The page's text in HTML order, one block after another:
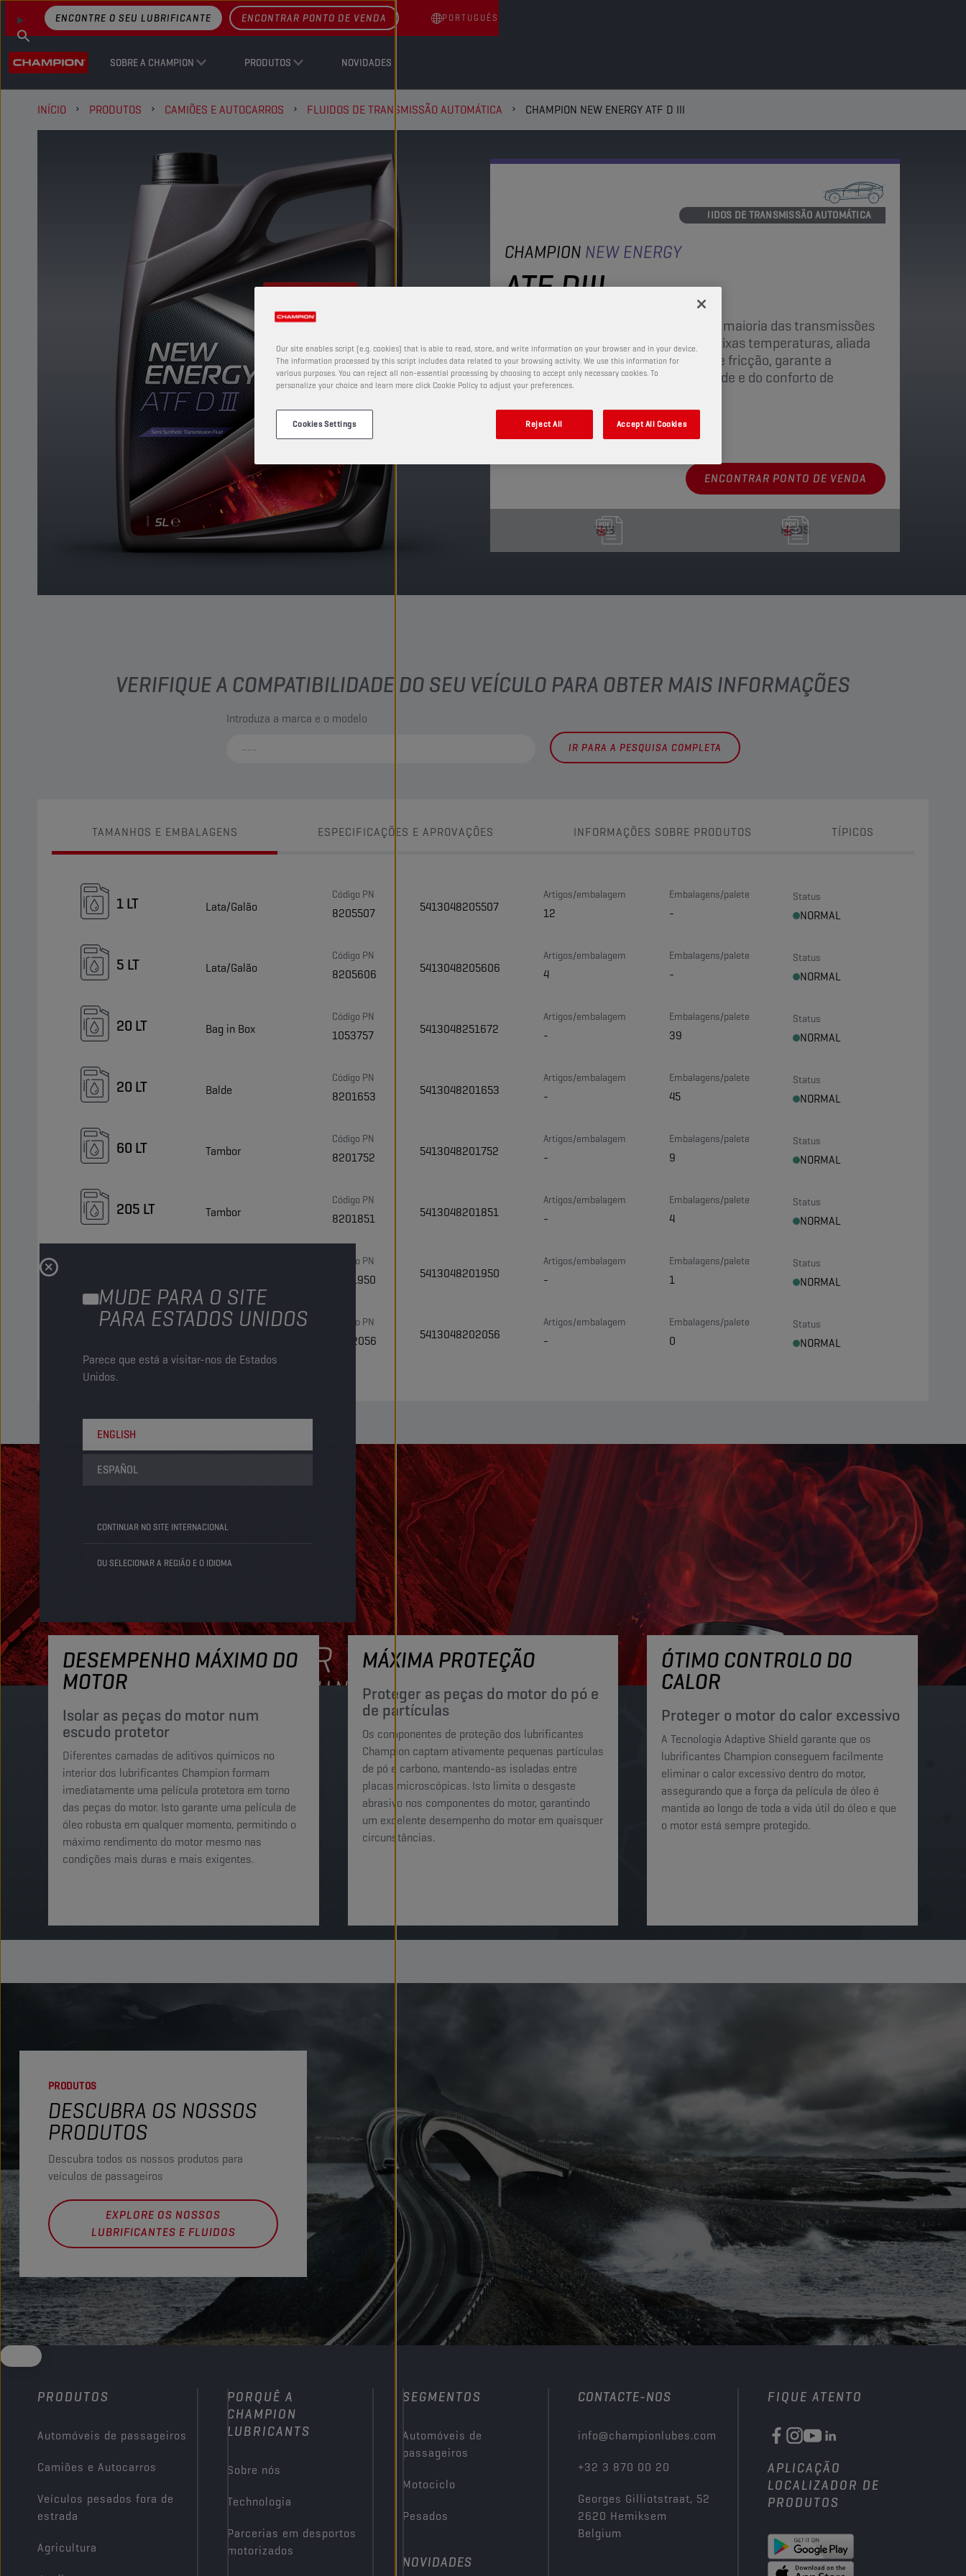
MUDE PARA O SITE
PARA ESTADOS UNIDOS
Parece que está a visitar-nos de Estados
Unidos.
ENGLISH
ESPAÑOL
CONTINUAR NO SITE INTERNACIONAL
OU SELECIONAR A REGIÃO E O IDIOMA
SOBRE A CHAMPION PRODUTOS NOVIDADES
ENCONTRE O SEU LUBRIFICANTE ENCONTRAR PONTO DE VENDA PORTUGUÊS
INÍCIO PRODUTOS CAMIÕES E AUTOCARROS FLUIDOS DE TRANSMISSÃO AUTOMÁTICA CHAMPION NEW ENERGY ATF D III
FLUIDOS DE TRANSMISSÃO AUTOMÁTICA
CHAMPION NEW ENERGY
ATF DIII
Óleo semissintético adequado para a maioria das transmissões
automáticas. A sua ótima fluidez a baixas temperaturas, aliada
às suas excelentes características de fricção, garante a
suavidade das mudanças de velocidade e do conforto de
condução.
Ver tamanhos e embalagens disponíveis
ENCONTRAR PONTO DE VENDA
TDS MSDS
VERIFIQUE A COMPATIBILIDADE DO SEU VEÍCULO PARA OBTER MAIS INFORMAÇÕES
Introduza a marca e o modelo
IR PARA A PESQUISA COMPLETA
TAMANHOS E EMBALAGENS ESPECIFICAÇÕES E APROVAÇÕES INFORMAÇÕES SOBRE PRODUTOS TÍPICOS
1 LT Lata/Galão
Código PN
8205507 5413048205507
Artigos/embalagem
12
Embalagens/palete
-
Status
NORMAL
5 LT Lata/Galão
Código PN
8205606 5413048205606
Artigos/embalagem
4
Embalagens/palete
-
Status
NORMAL
20 LT Bag in Box
Código PN
1053757 5413048251672
Artigos/embalagem
-
Embalagens/palete
39
Status
NORMAL
20 LT Balde
Código PN
8201653 5413048201653
Artigos/embalagem
-
Embalagens/palete
45
Status
NORMAL
60 LT Tambor
Código PN
8201752 5413048201752
Artigos/embalagem
-
Embalagens/palete
9
Status
NORMAL
205 LT Tambor
Código PN
8201851 5413048201851
Artigos/embalagem
-
Embalagens/palete
4
Status
NORMAL
Código PN
8201950 5413048201950
Artigos/embalagem
-
Embalagens/palete
1
Status
NORMAL
Bulk LT Código PN
8202056 5413048202056
Artigos/embalagem
-
Embalagens/palete
0
Status
NORMAL
DESEMPENHO MÁXIMO DO
MOTOR
Isolar as peças do motor num
escudo protetor
Diferentes camadas de aditivos químicos no
interior dos lubrificantes Champion formam
imediatamente uma película protetora em torno
das peças do motor. Isto garante uma película de
óleo robusta em qualquer momento, permitindo o
máximo rendimento do motor mesmo nas
condições mais duras e mais exigentes.
MÁXIMA PROTEÇÃO
Proteger as peças do motor do pó e
de partículas
Os componentes de proteção dos lubrificantes
Champion captam ativamente pequenas partículas
de pó e carbono, mantendo-as isoladas entre
placas microscópicas. Isto limita o desgaste
abrasivo nos componentes do motor, garantindo
um excelente desempenho do motor em quaisquer
circunstâncias.
ÓTIMO CONTROLO DO
CALOR
Proteger o motor do calor excessivo​​
A Tecnologia Adaptive Shield garante que os
lubrificantes Champion conseguem facilmente
eliminar o calor excessivo dentro do motor,
assegurando que a força da película de óleo é
mantida ao longo de toda a vida útil do óleo e que
o motor está sempre protegido.
PRODUTOS
DESCUBRA OS NOSSOS
PRODUTOS
Descubra todos os nossos produtos para
veículos de passageiros
EXPLORE OS NOSSOS
LUBRIFICANTES E FLUIDOS
PRODUTOS
Automóveis de passageiros
Camiões e Autocarros
Veículos pesados fora de
estrada
Agricultura
PORQUÊ A
CHAMPION
LUBRICANTS
Sobre nós
Technologia
Parcerias em desportos
motorizados
SEGMENTOS
Automóveis de
passageiros
Motociclo
Pesados
NOVIDADES
CONTACTE-NOS
info@championlubes.com
+32 3 870 00 20
Georges Gilliotstraat, 52
2620 Hemiksem
Belgium
FIQUE ATENTO
APLICAÇÃO
LOCALIZADOR DE
PRODUTOS
Our site enables script (e.g. cookies) that is able to read, store, and write information on your browser and in your device.
The information processed by this script includes data related to your browsing activity. We use this information for
various purposes. You can reject all non-essential processing by choosing to accept only necessary cookies. To
personalize your choice and learn more click Cookie Policy to adjust your preferences.
Cookies Settings Reject All Accept All Cookies